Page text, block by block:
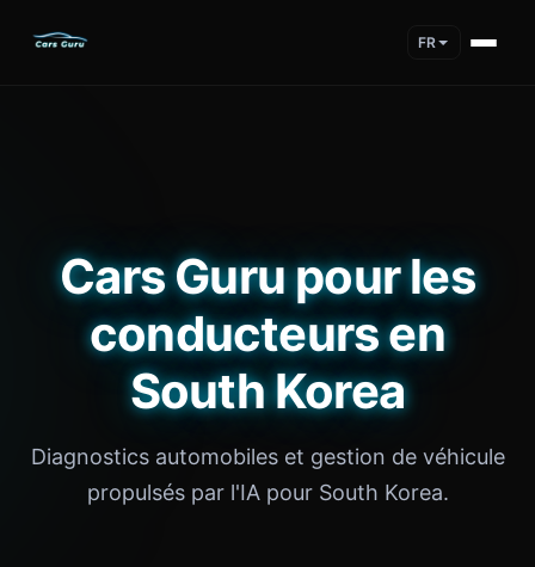
FR
Cars Guru pour les
conducteurs en
South Korea
Diagnostics automobiles et gestion de véhicule
propulsés par l'IA pour South Korea.